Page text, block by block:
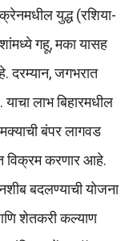
युद्ध (रशिया-
गहू, मका यासह
दरम्यान, जगभरात
लाभ बिहारमधील
बंपर लागवड
विक्रम करणार आहे.
बदलण्याची योजना
शेतकरी कल्याण